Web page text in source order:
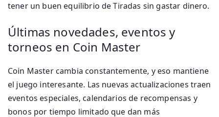
tener un buen equilibrio de Tiradas sin gastar dinero.
Últimas novedades, eventos y
torneos en Coin Master
Coin Master cambia constantemente, y eso mantiene
el juego interesante. Las nuevas actualizaciones traen
eventos especiales, calendarios de recompensas y
bonos por tiempo limitado que dan más